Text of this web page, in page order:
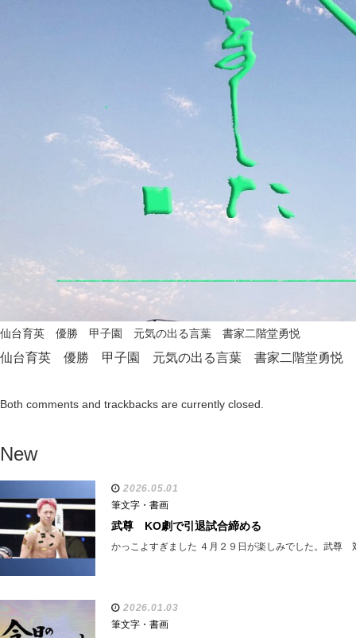
仙台育英 優勝 甲子園 元気の出る言葉 書家二階堂勇悦
仙台育英 優勝 甲子園 元気の出る言葉 書家二階堂勇悦
Both comments and trackbacks are currently closed.
New
2026.05.01
筆文字・書画
武尊 KO劇で引退試合締める
かっこよすぎました ４月２９日が楽しみでした。武
2026.01.03
筆文字・書画